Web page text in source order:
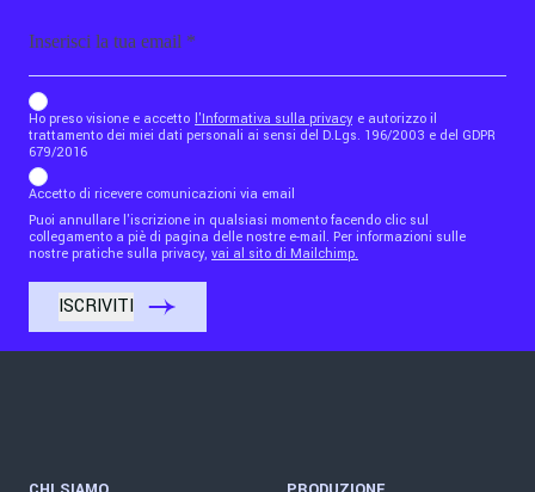
b_b43a7bd9734c7124b3be52921_1911023b36
Ho preso visione e accetto l'Informativa sulla privacy e autorizzo il
trattamento dei miei dati personali ai sensi del D.Lgs. 196/2003 e del GDPR
679/2016
Accetto di ricevere comunicazioni via email
Puoi annullare l'iscrizione in qualsiasi momento facendo clic sul
collegamento a piè di pagina delle nostre e-mail. Per informazioni sulle
nostre pratiche sulla privacy, vai al sito di Mailchimp.